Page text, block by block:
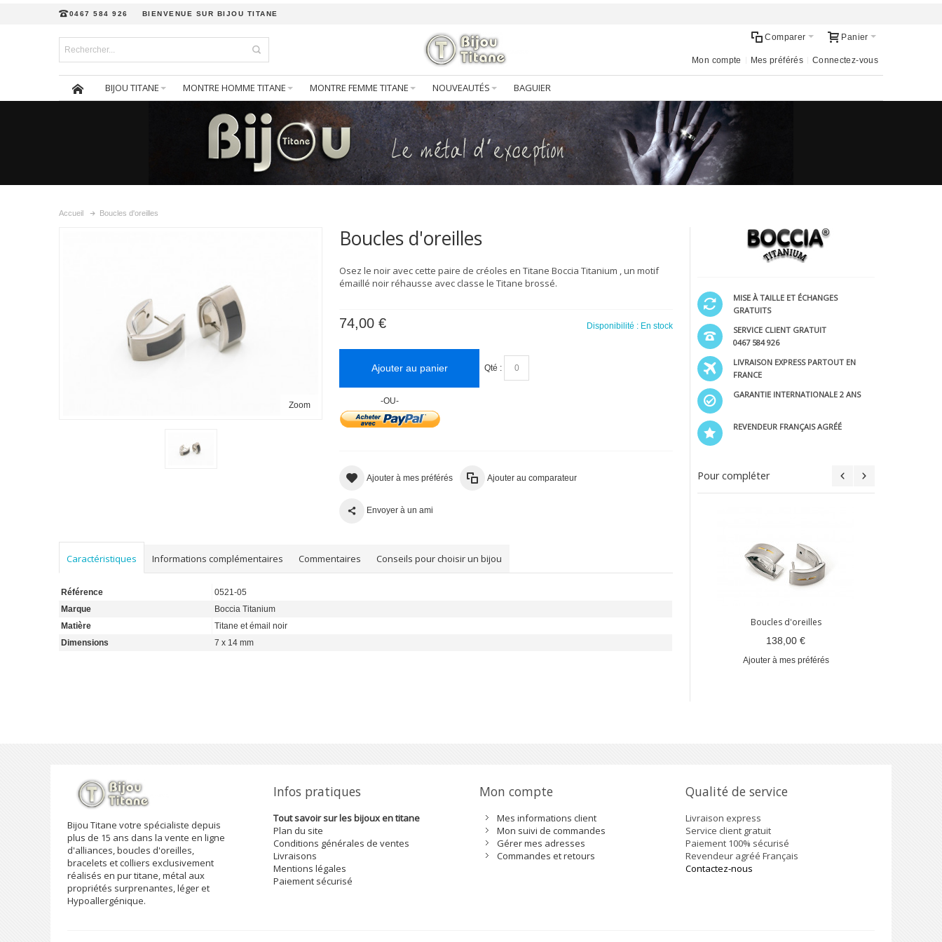
0467 584 926 BIENVENUE SUR BIJOU TITANE
Panier
Comparer
Mon compte Mes préférés Connectez-vous
BIJOU TITANE MONTRE HOMME TITANE MONTRE FEMME TITANE NOUVEAUTÉS BAGUIER
Accueil Boucles d'oreilles
Zoom
Boucles d'oreilles
Osez le noir avec cette paire de créoles en Titane Boccia Titanium , un motif
émaillé noir réhausse avec classe le Titane brossé.
Disponibilité : En stock
74,00 €
Qté :
Ajouter au panier
-OU-
Ajouter à mes préférés Ajouter au comparateur
Envoyer à un ami
MISE À TAILLE ET ÉCHANGES
GRATUITS
SERVICE CLIENT GRATUIT
0467 584 926
LIVRAISON EXPRESS PARTOUT EN
FRANCE
GARANTIE INTERNATIONALE 2 ANS
REVENDEUR FRANÇAIS AGRÉÉ
Pour compléter
Boucles d'oreilles
138,00 €
Ajouter à mes préférés
Caractéristiques Informations complémentaires Commentaires Conseils pour choisir un bijou
Référence
0521-05
Marque
Boccia Titanium
Matière
Titane et émail noir
Dimensions
7 x 14 mm
Bijou Titane votre spécialiste depuis
plus de 15 ans dans la vente en ligne
d'alliances, boucles d'oreilles,
bracelets et colliers exclusivement
réalisés en pur titane, métal aux
propriétés surprenantes, léger et
Hypoallergénique.
Infos pratiques
Tout savoir sur les bijoux en titane
Plan du site
Conditions générales de ventes
Livraisons
Mentions légales
Paiement sécurisé
Mon compte
Mes informations client
Mon suivi de commandes
Gérer mes adresses
Commandes et retours
Qualité de service
Livraison express
Service client gratuit
Paiement 100% sécurisé
Revendeur agréé Français
Contactez-nous